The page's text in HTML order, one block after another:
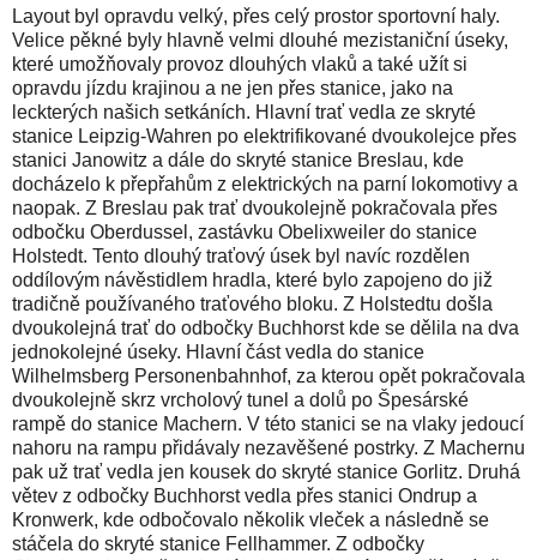
Layout byl opravdu velký, přes celý prostor sportovní haly.
Velice pěkné byly hlavně velmi dlouhé mezistaniční úseky,
které umožňovaly provoz dlouhých vlaků a také užít si
opravdu jízdu krajinou a ne jen přes stanice, jako na
leckterých našich setkáních. Hlavní trať vedla ze skryté
stanice Leipzig-Wahren po elektrifikované dvoukolejce přes
stanici Janowitz a dále do skryté stanice Breslau, kde
docházelo k přepřahům z elektrických na parní lokomotivy a
naopak. Z Breslau pak trať dvoukolejně pokračovala přes
odbočku Oberdussel, zastávku Obelixweiler do stanice
Holstedt. Tento dlouhý traťový úsek byl navíc rozdělen
oddílovým návěstidlem hradla, které bylo zapojeno do již
tradičně používaného traťového bloku. Z Holstedtu došla
dvoukolejná trať do odbočky Buchhorst kde se dělila na dva
jednokolejné úseky. Hlavní část vedla do stanice
Wilhelmsberg Personenbahnhof, za kterou opět pokračovala
dvoukolejně skrz vrcholový tunel a dolů po Špesárské
rampě do stanice Machern. V této stanici se na vlaky jedoucí
nahoru na rampu přidávaly nezavěšené postrky. Z Machernu
pak už trať vedla jen kousek do skryté stanice Gorlitz. Druhá
větev z odbočky Buchhorst vedla přes stanici Ondrup a
Kronwerk, kde odbočovalo několik vleček a následně se
stáčela do skryté stanice Fellhammer. Z odbočky